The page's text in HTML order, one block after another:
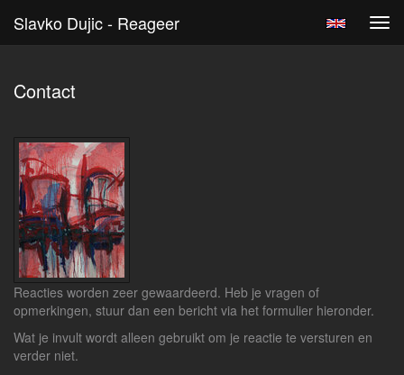
Slavko Dujic - Reageer
Contact
Reacties worden zeer gewaardeerd. Heb je vragen of
opmerkingen, stuur dan een bericht via het formulier hieronder.
Wat je invult wordt alleen gebruikt om je reactie te versturen en
verder niet.